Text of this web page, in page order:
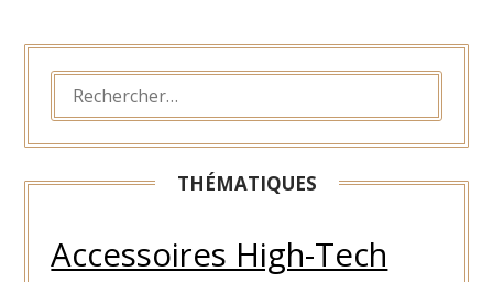
RECHERCHER :
THÉMATIQUES
Accessoires High-Tech